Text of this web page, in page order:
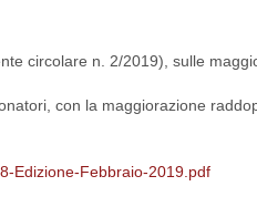
circolare n. 2/2019), sulle
con la maggiorazione
Edizione-Febbraio-2019.pdf